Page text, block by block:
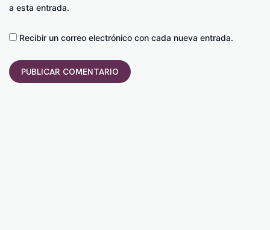
a esta entrada.
Recibir un correo electrónico con cada nueva entrada.